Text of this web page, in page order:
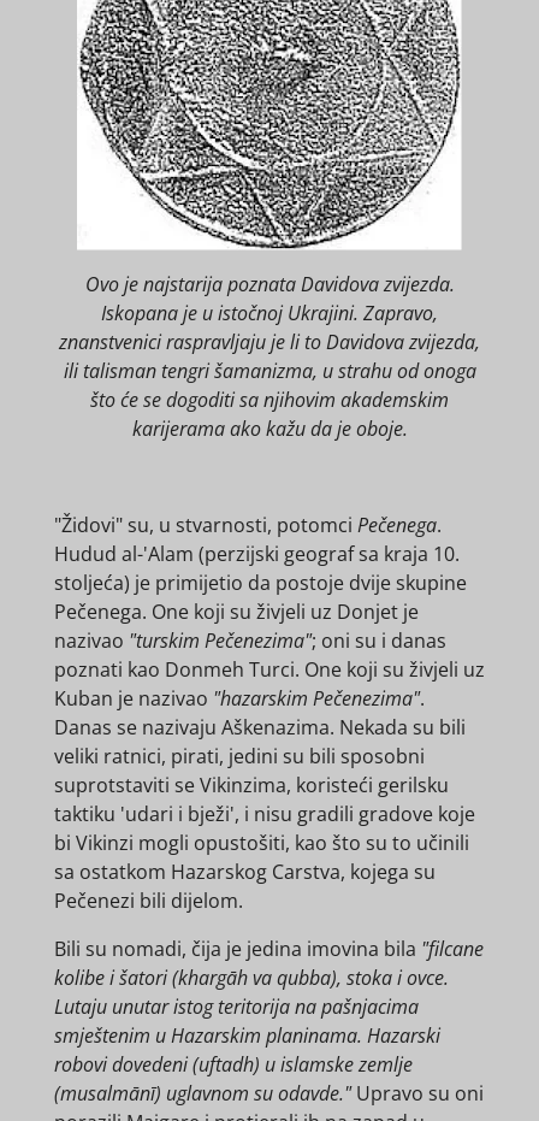
Ovo je najstarija poznata Davidova zvijezda.
Iskopana je u istočnoj Ukrajini. Zapravo,
znanstvenici raspravljaju je li to Davidova zvijezda,
ili talisman tengri šamanizma, u strahu od onoga
što će se dogoditi sa njihovim akademskim
karijerama ako kažu da je oboje.
"Židovi" su, u stvarnosti, potomci Pečenega.
Hudud al-'Alam (perzijski geograf sa kraja 10.
stoljeća) je primijetio da postoje dvije skupine
Pečenega. One koji su živjeli uz Donjet je
nazivao "turskim Pečenezima"; oni su i danas
poznati kao Donmeh Turci. One koji su živjeli uz
Kuban je nazivao "hazarskim Pečenezima".
Danas se nazivaju Aškenazima. Nekada su bili
veliki ratnici, pirati, jedini su bili sposobni
suprotstaviti se Vikinzima, koristeći gerilsku
taktiku 'udari i bježi', i nisu gradili gradove koje
bi Vikinzi mogli opustošiti, kao što su to učinili
sa ostatkom Hazarskog Carstva, kojega su
Pečenezi bili dijelom.
Bili su nomadi, čija je jedina imovina bila "filcane
kolibe i šatori (khargāh va qubba), stoka i ovce.
Lutaju unutar istog teritorija na pašnjacima
smještenim u Hazarskim planinama. Hazarski
robovi dovedeni (uftadh) u islamske zemlje
(musalmānī) uglavnom su odavde."Upravo su oni